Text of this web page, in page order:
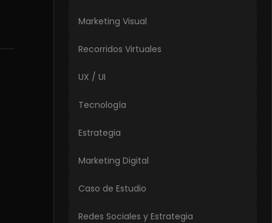
Marketing Visual
Recorridos Virtuales
UX / UI
Tecnología
Estrategia
Marketing Digital
Caso de Estudio
Redes Sociales y Estrategia